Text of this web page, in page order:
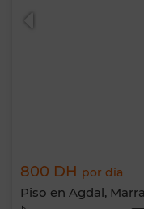
800 DH por día
Piso en Agdal,